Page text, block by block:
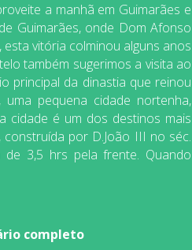
a manhã em Guimarães e
Guimarães, onde Dom Afonso
vitória colminou alguns anos
também sugerimos a visita ao
principal da dinastia que reinou
pequena cidade nortenha,
cidade é um dos destinos mais
por D.João III no séc.
3,5 hrs pela frente. Quando
completo